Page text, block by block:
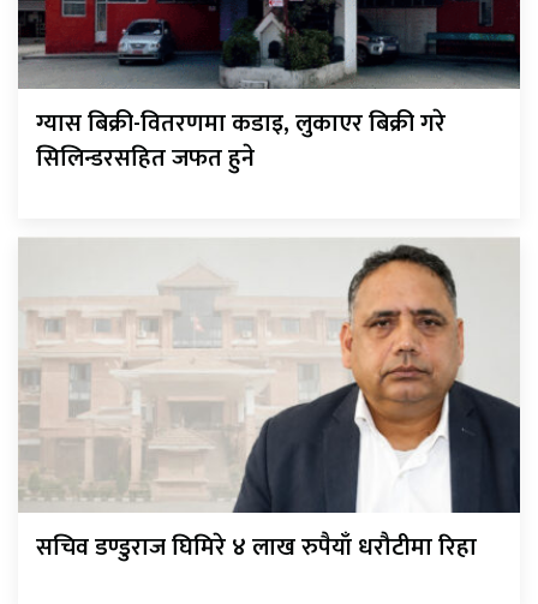
ग्यास बिक्री-वितरणमा कडाइ, लुकाएर बिक्री गरे
सिलिन्डरसहित जफत हुने
सचिव डण्डुराज घिमिरे ४ लाख रुपैयाँ धरौटीमा रिहा